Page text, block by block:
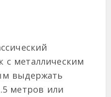
металлическим
выдержать
метров или